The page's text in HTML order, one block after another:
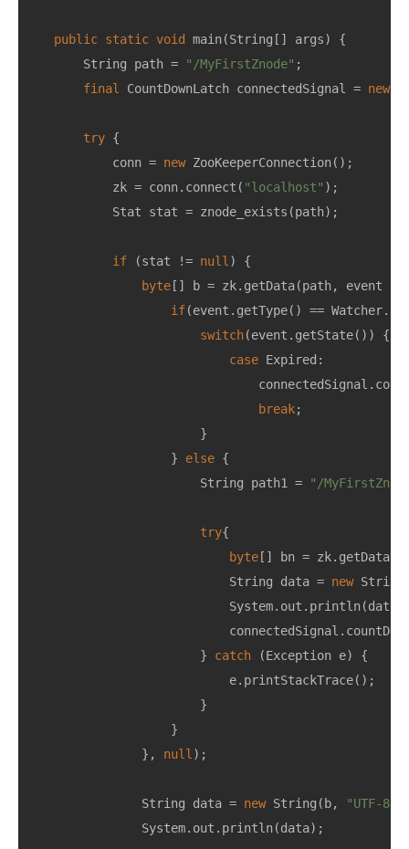
public static void main(String [] args)
{
String
path = "/MyFirstZnode" ;
final
CountDownLatch connectedSignal = new
try {
conn = new ZooKeeperConnection();
zk = conn. connect ( "localhost" );
Stat
stat = znode_exists (path);
if (stat != null )
{
byte [] b = zk. getData(path, event
if(event . getType() == Watcher.
switch(event . getState())
{
case Expired:
connectedSignal .
break;
}
}
else {
String
path1 = "/
try{
byte [] bn = zk. getData
String
data = new String
System. out . println(data
connectedSignal .
}
catch (Exception e)
{
e. printStackTrace();
}
}
},
null );
String data = new String ( b, "UTF-8"
System. out . println(data);